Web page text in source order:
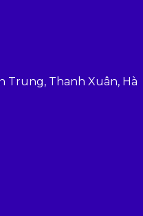
Trung, Thanh Xuân, Hà